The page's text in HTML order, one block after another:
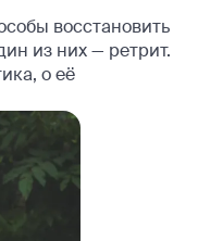
восстановить
из них — ретрит.
о её